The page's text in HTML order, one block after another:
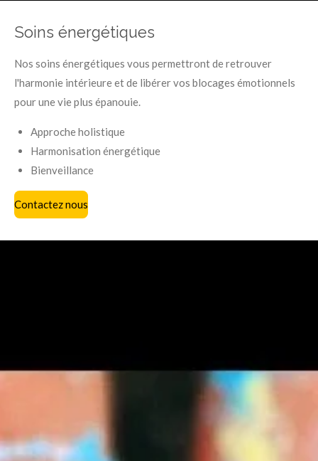
Soins énergétiques
Nos soins énergétiques vous permettront de retrouver
l'harmonie intérieure et de libérer vos blocages émotionnels
pour une vie plus épanouie.
Approche holistique
Harmonisation énergétique
Bienveillance
Contactez nous